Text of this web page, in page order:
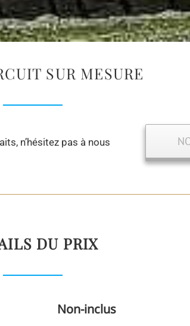
SUR MESURE
n’hésitez pas à nous
DU PRIX
Non-inclus